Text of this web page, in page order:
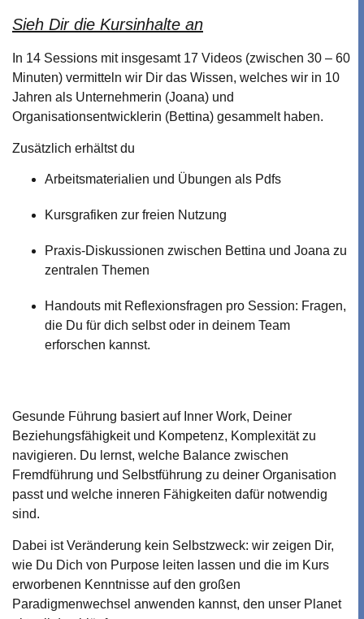
Sieh Dir die Kursinhalte an
In 14 Sessions mit insgesamt 17 Videos (zwischen 30 – 60
Minuten) vermitteln wir Dir das Wissen, welches wir in 10
Jahren als Unternehmerin (Joana) und
Organisationsentwicklerin (Bettina) gesammelt haben.
Zusätzlich erhältst du
Arbeitsmaterialien und Übungen als Pdfs
Kursgrafiken zur freien Nutzung
Praxis-Diskussionen zwischen Bettina und Joana zu
zentralen Themen
Handouts mit Reflexionsfragen pro Session: Fragen,
die Du für dich selbst oder in deinem Team
erforschen kannst.
Gesunde Führung basiert auf Inner Work, Deiner
Beziehungsfähigkeit und Kompetenz, Komplexität zu
navigieren. Du lernst, welche Balance zwischen
Fremdführung und Selbstführung zu deiner Organisation
passt und welche inneren Fähigkeiten dafür notwendig
sind.
Dabei ist Veränderung kein Selbstzweck: wir zeigen Dir,
wie Du Dich von Purpose leiten lassen und die im Kurs
erworbenen Kenntnisse auf den großen
Paradigmenwechsel anwenden kannst, den unser Planet